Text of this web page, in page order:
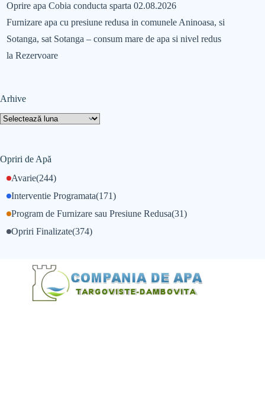
Oprire apa Cobia conducta sparta 02.08.2026
Furnizare apa cu presiune redusa in comunele Aninoasa, si
Sotanga, sat Sotanga – consum mare de apa si nivel redus
la Rezervoare
Arhive
Opriri de Apă
Avarie(244)
Interventie Programata(171)
Opriri Finalizate(374)
Program de Furnizare sau Presiune Redusa(31)